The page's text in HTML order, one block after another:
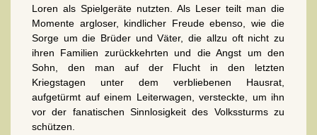
Loren als Spielgeräte nutzten. Als Leser teilt man die
Momente argloser, kindlicher Freude ebenso, wie die
Sorge um die Brüder und Väter, die allzu oft nicht zu
ihren Familien zurückkehrten und die Angst um den
Sohn, den man auf der Flucht in den letzten
Kriegstagen unter dem verbliebenen Hausrat,
aufgetürmt auf einem Leiterwagen, versteckte, um ihn
vor der fanatischen Sinnlosigkeit des Volkssturms zu
schützen.